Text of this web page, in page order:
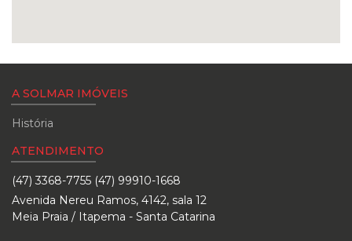
A SOLMAR IMÓVEIS
História
ATENDIMENTO
(47) 3368-7755 (47) 99910-1668
Avenida Nereu Ramos, 4142, sala 12
Meia Praia / Itapema - Santa Catarina